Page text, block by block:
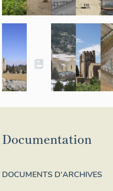
Documentation
DOCUMENTS D'ARCHIVES